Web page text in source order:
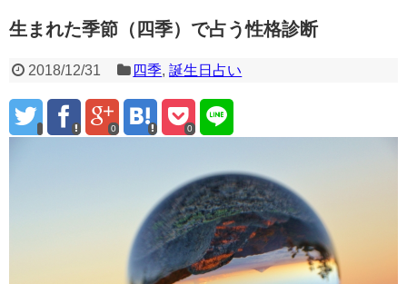
生まれた季節（四季）で占う性格診断
2018/12/31 四季,誕生日占い
0 0